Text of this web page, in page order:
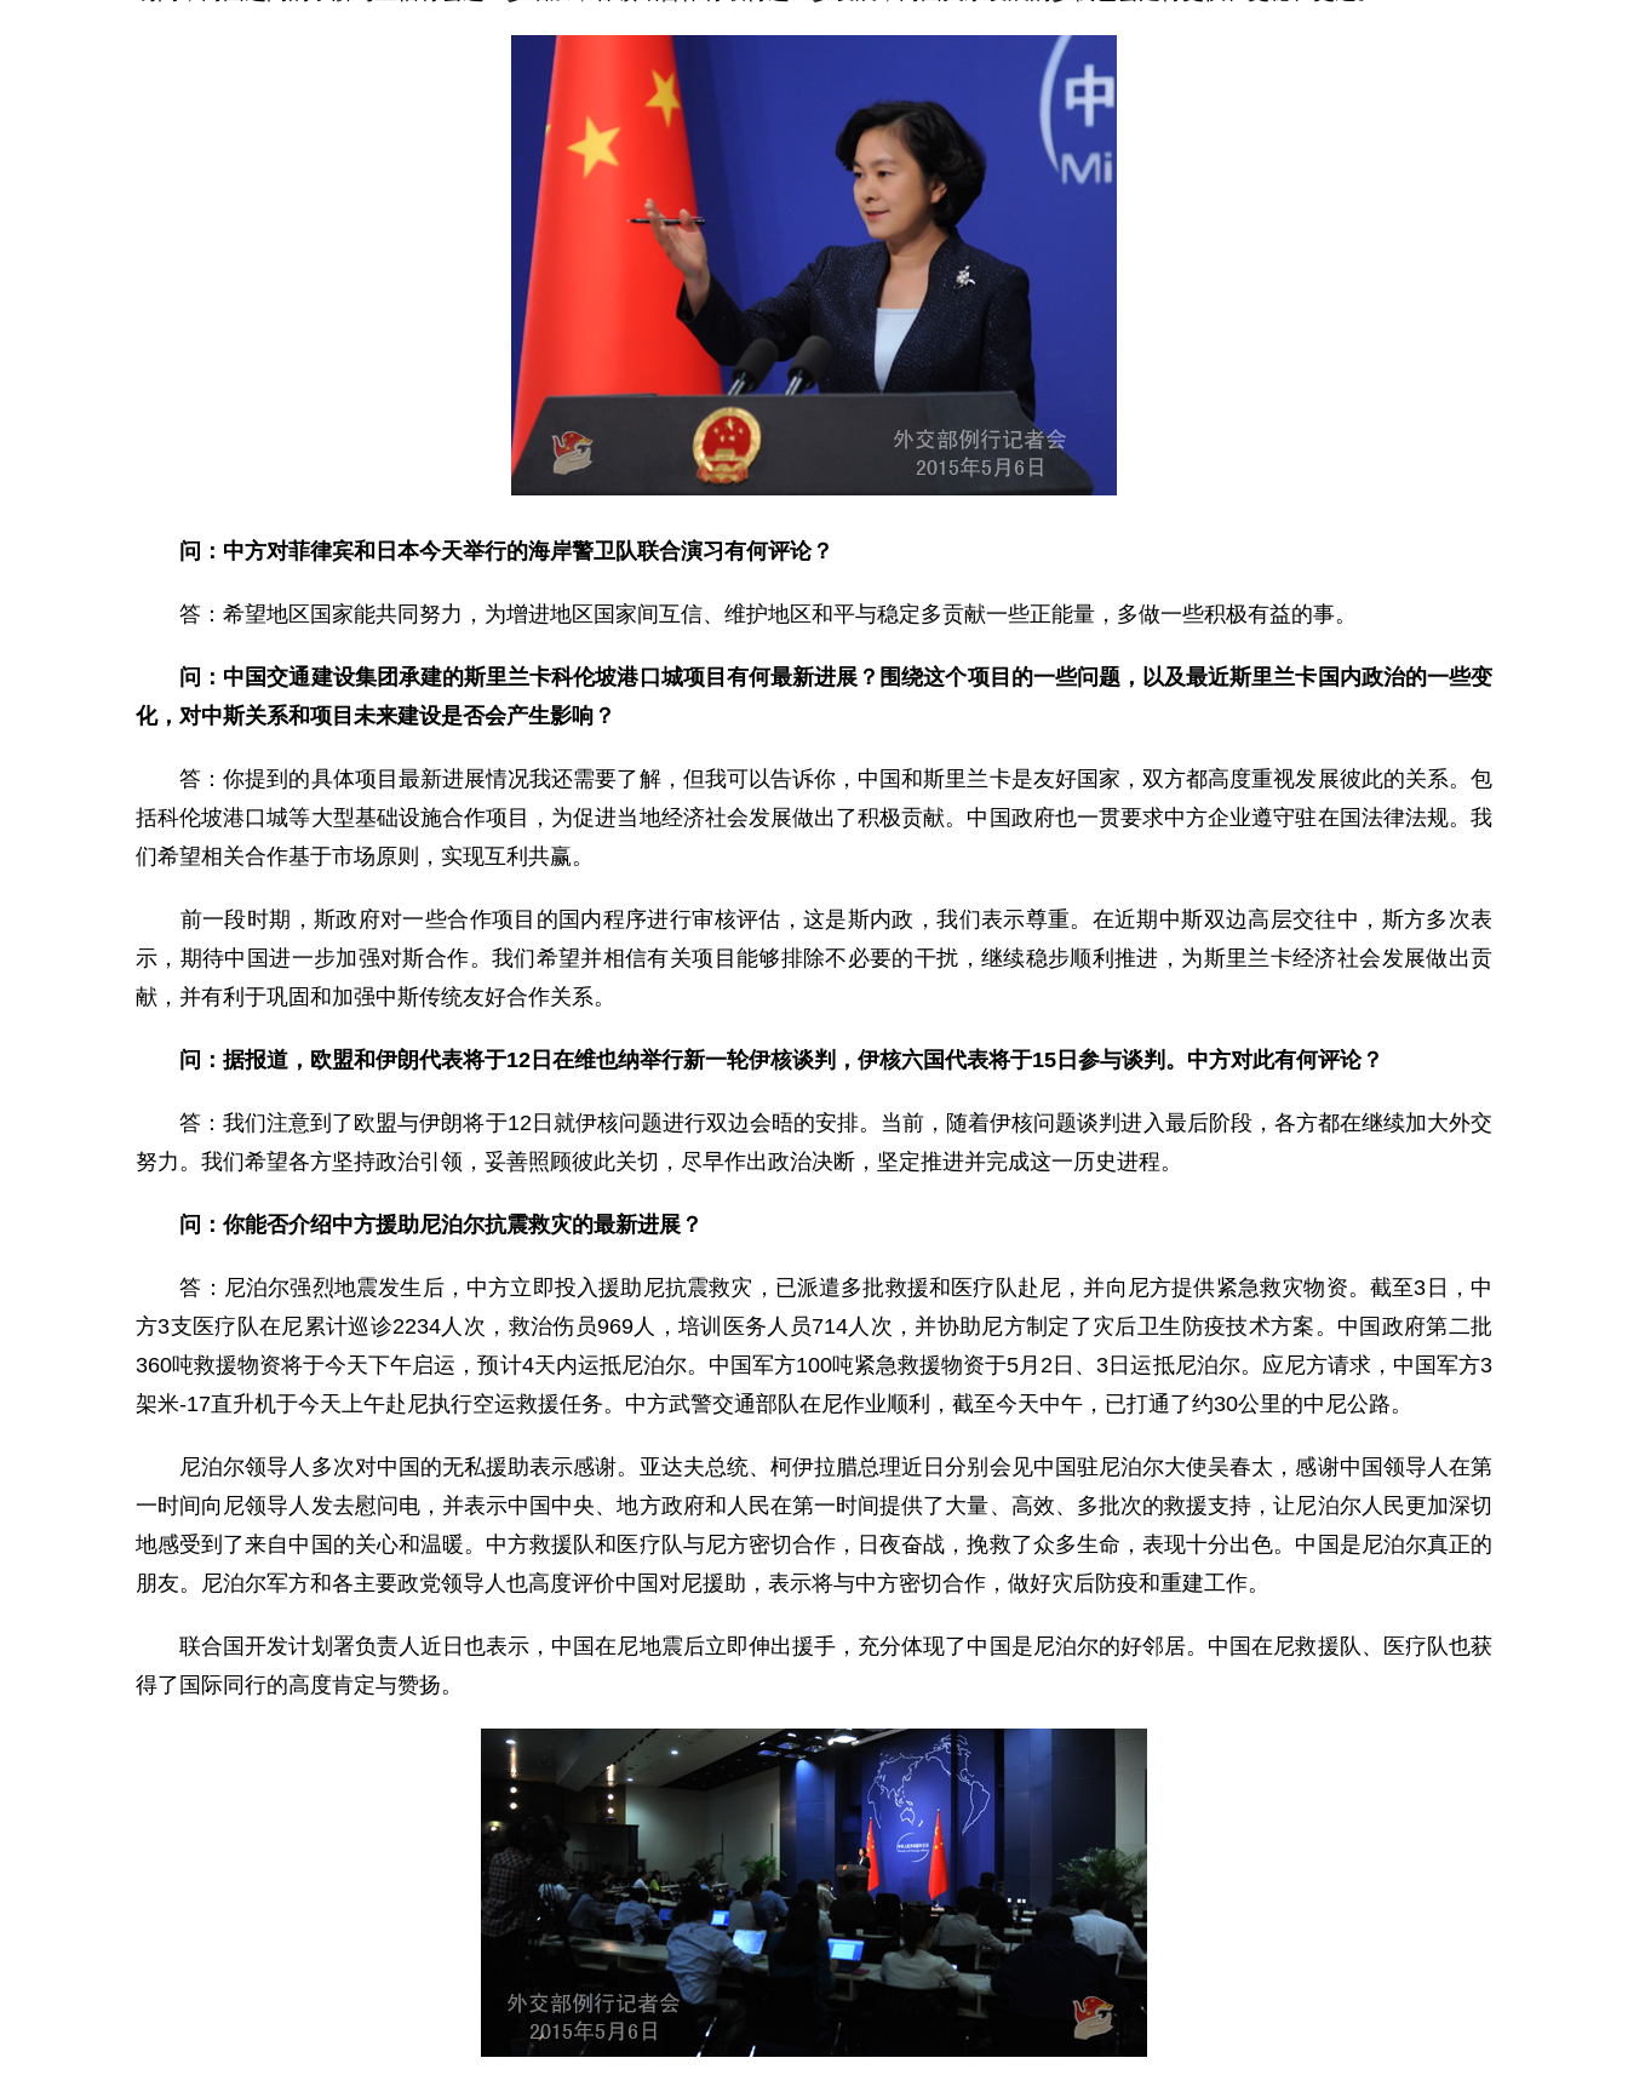
问：中方对菲律宾和日本今天举行的海岸警卫队联合演习有何评论？
答：希望地区国家能共同努力，为增进地区国家间互信、维护地区和平与稳定多贡献一些正能量，多做一些积极有益的事。
问：中国交通建设集团承建的斯里兰卡科伦坡港口城项目有何最新进展？围绕这个项目的一些问题，以及最近斯里兰卡国内政治的一些变
化，对中斯关系和项目未来建设是否会产生影响？
答：你提到的具体项目最新进展情况我还需要了解，但我可以告诉你，中国和斯里兰卡是友好国家，双方都高度重视发展彼此的关系。包
括科伦坡港口城等大型基础设施合作项目，为促进当地经济社会发展做出了积极贡献。中国政府也一贯要求中方企业遵守驻在国法律法规。我
们希望相关合作基于市场原则，实现互利共赢。
前一段时期，斯政府对一些合作项目的国内程序进行审核评估，这是斯内政，我们表示尊重。在近期中斯双边高层交往中，斯方多次表
示，期待中国进一步加强对斯合作。我们希望并相信有关项目能够排除不必要的干扰，继续稳步顺利推进，为斯里兰卡经济社会发展做出贡
献，并有利于巩固和加强中斯传统友好合作关系。
问： 据报道，欧盟和伊朗代表将于12日在维也纳举行新一轮伊核谈判，伊核六国代表将于15日参与谈判。中方对此有何评论？
答：我们注意到了欧盟与伊朗将于12日就伊核问题进行双边会晤的安排。当前，随着伊核问题谈判进入最后阶段，各方都在继续加大外交
努力。我们希望各方坚持政治引领，妥善照顾彼此关切，尽早作出政治决断，坚定推进并完成这一历史进程。
问：你能否介绍中方援助尼泊尔抗震救灾的最新进展？
答：尼泊尔强烈地震发生后，中方立即投入援助尼抗震救灾，已派遣多批救援和医疗队赴尼，并向尼方提供紧急救灾物资。截至3日，中
方3支医疗队在尼累计巡诊2234人次，救治伤员969人，培训医务人员714人次，并协助尼方制定了灾后卫生防疫技术方案。中国政府第二批
360吨救援物资将于今天下午启运，预计4天内运抵尼泊尔。中国军方100吨紧急救援物资于5月2日、3日运抵尼泊尔。应尼方请求，中国军方3
架米-17直升机于今天上午赴尼执行空运救援任务。中方武警交通部队在尼作业顺利，截至今天中午，已打通了约30公里的中尼公路。
尼泊尔领导人多次对中国的无私援助表示感谢。亚达夫总统、柯伊拉腊总理近日分别会见中国驻尼泊尔大使吴春太，感谢中国领导人在第
一时间向尼领导人发去慰问电，并表示中国中央、地方政府和人民在第一时间提供了大量、高效、多批次的救援支持，让尼泊尔人民更加深切
地感受到了来自中国的关心和温暖。中方救援队和医疗队与尼方密切合作，日夜奋战，挽救了众多生命，表现十分出色。中国是尼泊尔真正的
朋友。尼泊尔军方和各主要政党领导人也高度评价中国对尼援助，表示将与中方密切合作，做好灾后防疫和重建工作。
联合国开发计划署负责人近日也表示，中国在尼地震后立即伸出援手，充分体现了中国是尼泊尔的好邻居。中国在尼救援队、医疗队也获
得了国际同行的高度肯定与赞扬。